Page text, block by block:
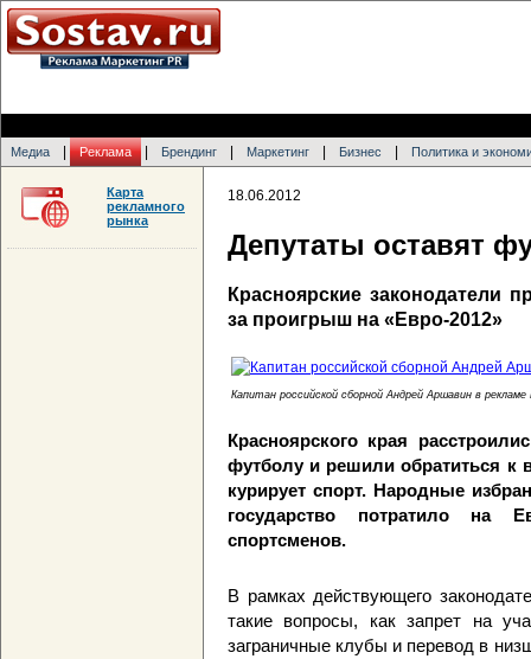
Медиа Реклама Брендинг Маркетинг Бизнес Политика и
18.06.2012
Депутаты оставят
Красноярские законодатели
за проигрыш на «Евро-2012»
Капитан российской сборной Андрей Аршавин в рекламе
Красноярского края
футболу и решили обратиться к
курирует спорт. Народные
государство потратило на
спортсменов.
В рамках действующего
такие вопросы, как запрет на
заграничные клубы и перевод в
Карта
рекламного
рынка